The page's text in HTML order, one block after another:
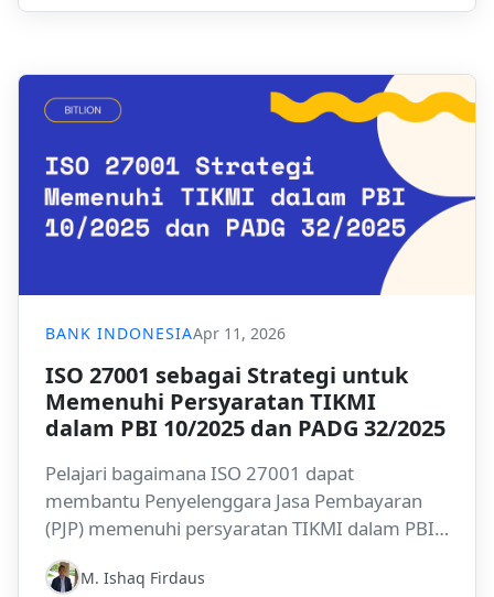
BANK INDONESIAApr 11, 2026
ISO 27001 sebagai Strategi untuk
Memenuhi Persyaratan TIKMI
dalam PBI 10/2025 dan PADG 32/2025
Pelajari bagaimana ISO 27001 dapat
membantu Penyelenggara Jasa Pembayaran
(PJP) memenuhi persyaratan TIKMI dalam PBI
10/2025 dan PADG 32/2025. Panduan ini
membahas pemetaan kontrol, gap analysis,
M. Ishaq Firdaus